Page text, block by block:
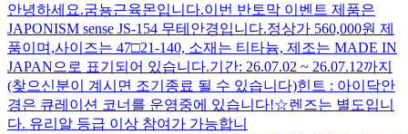
안녕하세요.굼뇽근육몬입니다.이번 반토막 이벤트 제품은
JAPONISM sense JS-154 무테안경입니다.정상가 560,000원 제
품이며,사이즈는 47□21-140, 소재는 티타늄, 제조는 MADE IN
JAPAN으로 표기되어 있습니다.​기간: 26.07.02 ~ 26.07.12까지
(찾으신분이 계시면 조기종료 될 수 있습니다)힌트 : 아이닥안
경은 큐레이션 코너를 운영중에 있습니다!​​☆렌즈는 별도입니
다. 유리알 등급 이상 참여가 가능합니